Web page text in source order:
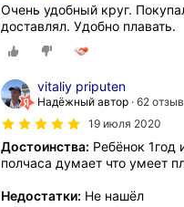
Очень удобный круг.
доставлял. Удобно плавать.
vitaliy priputen
Надёжный автор 62
19 июля 2020
Достоинства: Ребёнок 1год
полчаса думает что умеет
Недостатки: Не нашёл